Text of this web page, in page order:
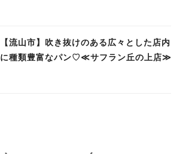
【流山市】吹き抜けのある広々とした店内
に種類豊富なパン♡≪サフラン丘の上店≫